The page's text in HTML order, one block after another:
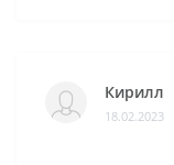
Кирилл
18.02.2023